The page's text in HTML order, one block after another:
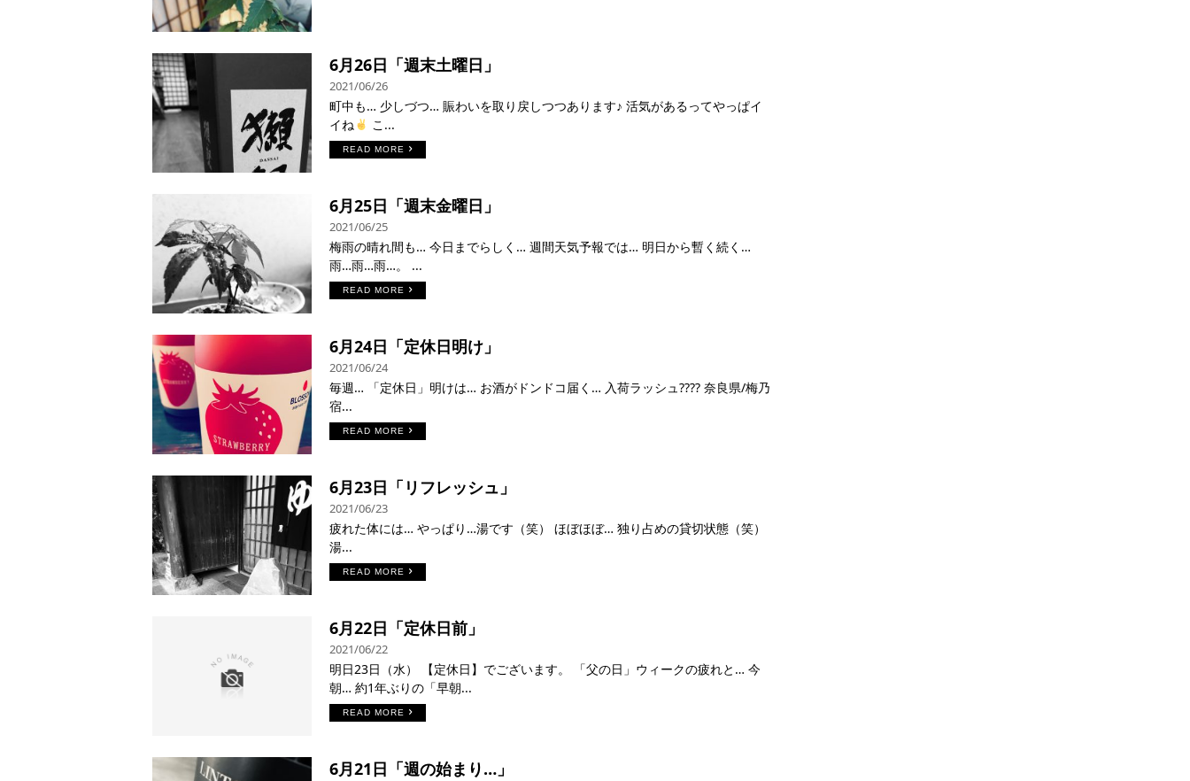
6月26日「週末土曜日」
2021/06/26
町中も… 少しづつ… 賑わいを取り戻しつつあります♪ 活気があるってやっぱイ
イね
こ...
READ MORE
6月25日「週末金曜日」
2021/06/25
梅雨の晴れ間も… 今日までらしく… 週間天気予報では… 明日から暫く続く…
雨…雨…雨…。 ...
READ MORE
6月24日「定休日明け」
2021/06/24
毎週… 「定休日」明けは… お酒がドンドコ届く… 入荷ラッシュ???? 奈良県/梅乃
宿...
READ MORE
6月23日「リフレッシュ」
2021/06/23
疲れた体には… やっぱり…湯です（笑） ほぼほぼ… 独り占めの貸切状態（笑）
湯...
READ MORE
6月22日「定休日前」
2021/06/22
明日23日（水） 【定休日】でございます。 「父の日」ウィークの疲れと… 今
朝… 約1年ぶりの「早朝...
READ MORE
6月21日「週の始まり…」